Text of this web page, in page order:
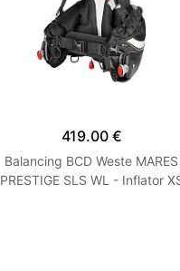
419.00 €
Balancing BCD Weste MARES
PRESTIGE SLS WL - Inflator